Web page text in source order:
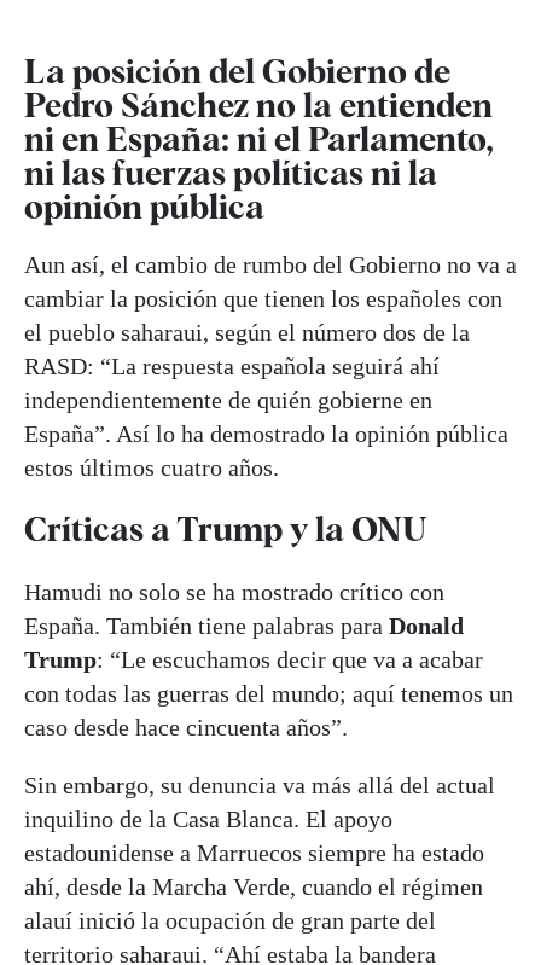
La posición del Gobierno de
Pedro Sánchez no la entienden
ni en España: ni el Parlamento,
ni las fuerzas políticas ni la
opinión pública
Aun así, el cambio de rumbo del Gobierno no va a
cambiar la posición que tienen los españoles con
el pueblo saharaui, según el número dos de la
RASD: “La respuesta española seguirá ahí
independientemente de quién gobierne en
España”. Así lo ha demostrado la opinión pública
estos últimos cuatro años.
Críticas a Trump y la ONU
Hamudi no solo se ha mostrado crítico con
España. También tiene palabras para Donald
Trump: “Le escuchamos decir que va a acabar
con todas las guerras del mundo; aquí tenemos un
caso desde hace cincuenta años”.
Sin embargo, su denuncia va más allá del actual
inquilino de la Casa Blanca. El apoyo
estadounidense a Marruecos siempre ha estado
ahí, desde la Marcha Verde, cuando el régimen
alauí inició la ocupación de gran parte del
territorio saharaui. “Ahí estaba la bandera